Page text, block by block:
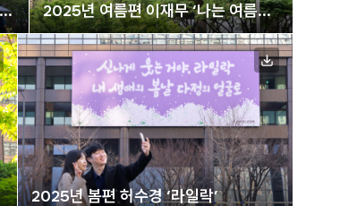
2025년 여름편 이재무 ‘나는 여름이
좋다’
2025년 봄편 허수경 ‘라일락’